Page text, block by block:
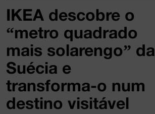
IKEA descobre o
“metro quadrado
mais solarengo” da
Suécia e
transforma-o num
destino visitável